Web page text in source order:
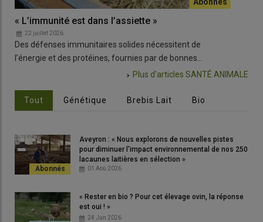
« L’immunité est dans l’assiette »
22 juillet 2026
Des défenses immunitaires solides nécessitent de
l’énergie et des protéines, fournies par de bonnes…
Plus d'articles SANTÉ ANIMALE
Tout Génétique Brebis Lait Bio
Aveyron : « Nous explorons de nouvelles pistes
pour diminuer l'impact environnemental de nos 250
lacaunes laitières en sélection »
01 Aoû 2026
« Rester en bio ? Pour cet élevage ovin, la réponse
est oui ! »
24 Jun 2026